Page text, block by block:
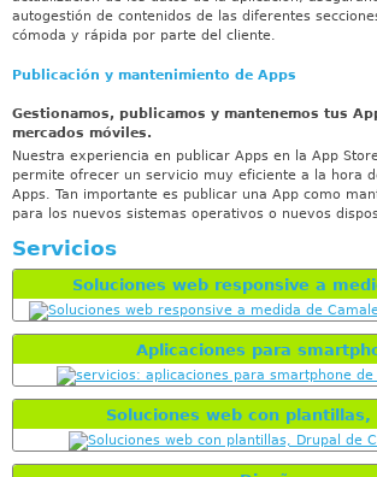
autogestión de contenidos de las diferentes
cómoda y rápida por parte del cliente.
Publicación y mantenimiento de Apps
Gestionamos, publicamos y mantenemos tus
mercados móviles.
Nuestra experiencia en publicar Apps en la App
permite ofrecer un servicio muy eficiente a la hora
Apps. Tan importante es publicar una App como
para los nuevos sistemas operativos o nuevos
Servicios
Soluciones web responsive a
Aplicaciones para
Soluciones web con plantillas,